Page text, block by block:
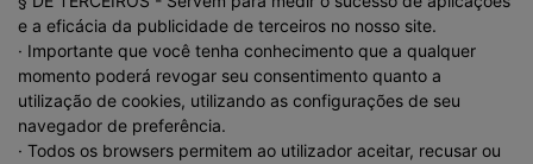
e a eficácia da publicidade de terceiros no nosso site.
· Importante que você tenha conhecimento que a qualquer
momento poderá revogar seu consentimento quanto a
utilização de cookies, utilizando as configurações de seu
navegador de preferência.
· Todos os browsers permitem ao utilizador aceitar, recusar ou